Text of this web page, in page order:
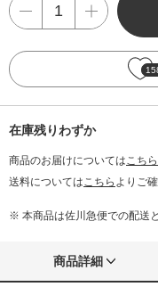
在庫残りわずか
商品のお届けについてはこちら
送料についてはこちら よりご
※ 本商品は佐川急便での配送
商品詳細